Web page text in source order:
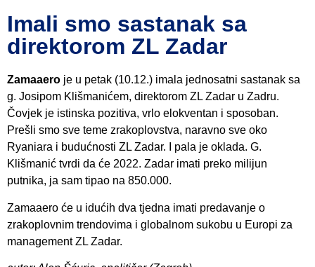
Imali smo sastanak sa
direktorom ZL Zadar
Zamaaero je u petak (10.12.) imala jednosatni sastanak sa
g. Josipom Klišmanićem, direktorom ZL Zadar u Zadru.
Čovjek je istinska pozitiva, vrlo elokventan i sposoban.
Prešli smo sve teme zrakoplovstva, naravno sve oko
Ryaniara i budućnosti ZL Zadar. I pala je oklada. G.
Klišmanić tvrdi da će 2022. Zadar imati preko milijun
putnika, ja sam tipao na 850.000.
Zamaaero će u idućih dva tjedna imati predavanje o
zrakoplovnim trendovima i globalnom sukobu u Europi za
management ZL Zadar.